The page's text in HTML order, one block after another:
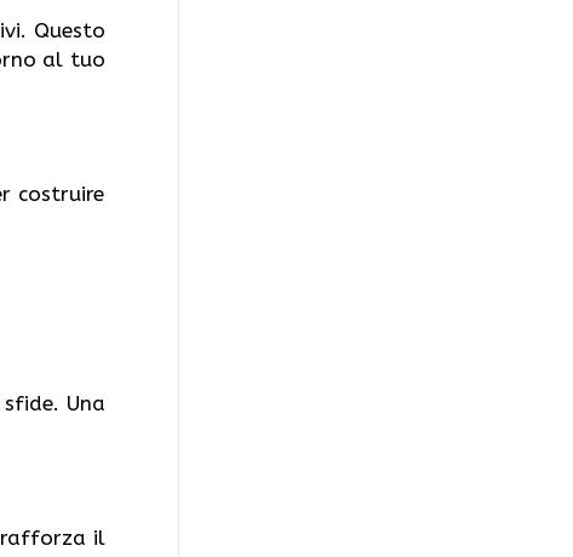
Questo
al tuo
costruire
Una
rafforza il